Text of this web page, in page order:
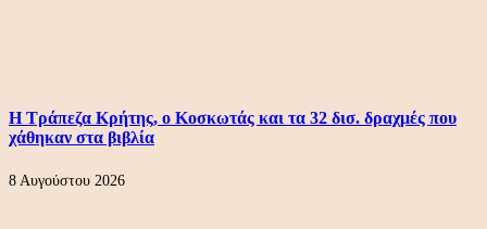
Η Τράπεζα Κρήτης, ο Κοσκωτάς και τα 32 δισ. δραχμές που
χάθηκαν στα βιβλία
8 Αυγούστου 2026